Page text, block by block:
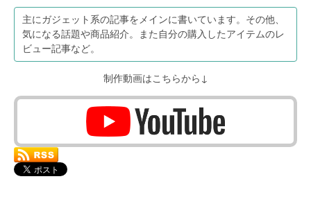
主にガジェット系の記事をメインに書いています。その他、
気になる話題や商品紹介。また自分の購入したアイテムのレ
ビュー記事など。
制作動画はこちらから↓